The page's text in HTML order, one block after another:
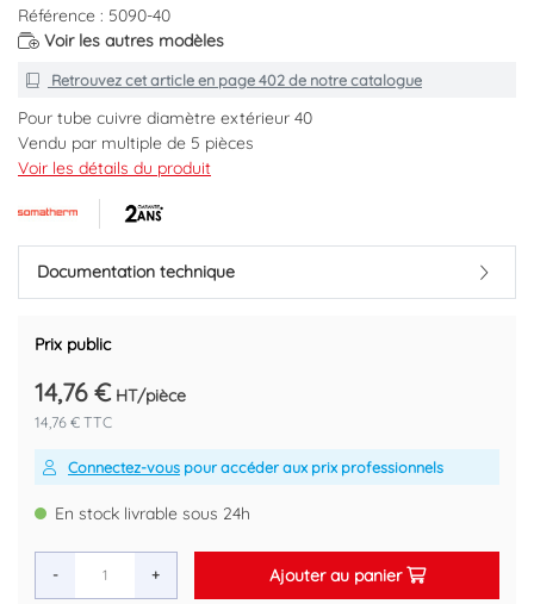
Référence : 5090-40
Voir les autres modèles
Retrouvez cet article en page 402de notre catalogue
Pour tube cuivre diamètre extérieur 40
Vendu par multiple de 5 pièces
Code EAN : 3383951126287
Voir les détails du produit
Documentation technique
Prix public
14,76 € HT/pièce
14,76 € TTC
Connectez-vous pour accéder aux prix professionnels
En stock livrable sous 24h
- + Ajouter au panier